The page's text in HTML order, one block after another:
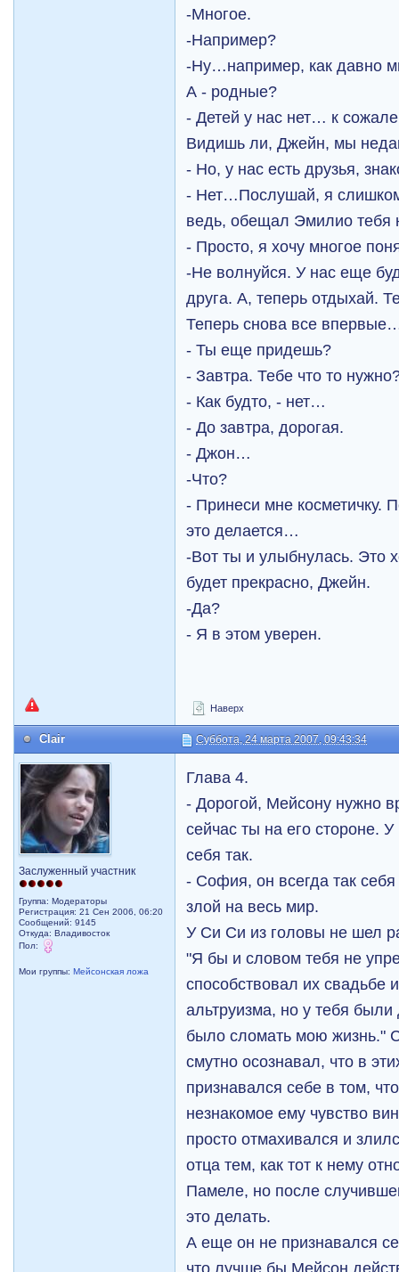
-Многое.
-Например?
-Ну…например, как давно
А - родные?
- Детей у нас нет… к
Видишь ли, Джейн, мы
- Но, у нас есть друзья,
- Нет…Послушай, я
ведь, обещал Эмилио тебя
- Просто, я хочу многое
-Не волнуйся. У нас еще
друга. А, теперь отдыхай.
Теперь снова все
- Ты еще придешь?
- Завтра. Тебе что то
- Как будто, - нет…
- До завтра, дорогая.
- Джон…
-Что?
- Принеси мне косметичку.
это делается…
-Вот ты и улыбнулась. Это
будет прекрасно, Джейн.
-Да?
- Я в этом уверен.
Наверх
Clair Суббота, 24 марта 2007, 09:43:34
Заслуженный участник
Группа: Модераторы
Регистрация: 21 Сен 2006, 06:20
Сообщений: 9145
Откуда: Владивосток
Пол:
Мои группы:Мейсонская ложа
Глава 4.
- Дорогой, Мейсону нужно
сейчас ты на его стороне.
себя так.
- София, он всегда так
злой на весь мир.
У Си Си из головы не шел
"Я бы и словом тебя не
способствовал их свадьбе
альтруизма, но у тебя
было сломать мою жизнь."
смутно осознавал, что в
признавался себе в том,
незнакомое ему чувство
просто отмахивался и
отца тем, как тот к нему
Памеле, но после
это делать.
А еще он не признавался
что лучше бы Мейсон